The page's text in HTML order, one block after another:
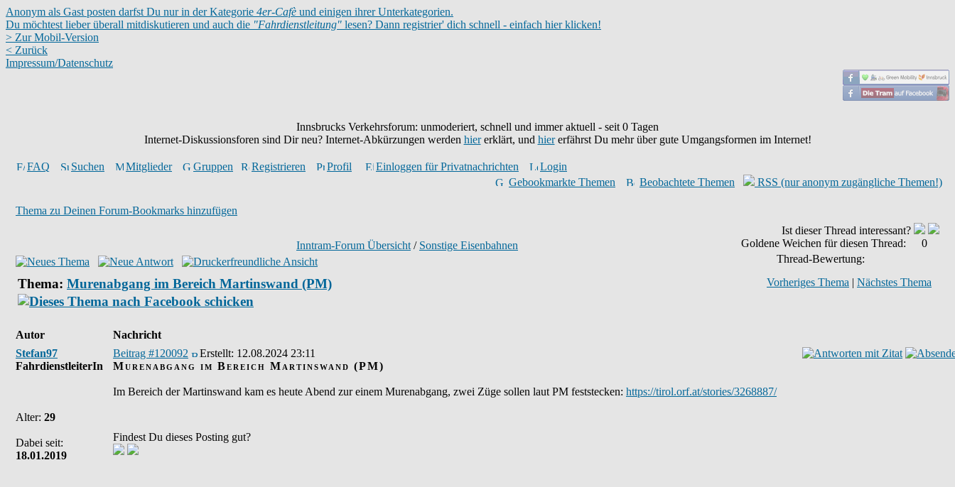
Anonym als Gast posten darfst Du nur in der Kategorie 4er-Cafè und einigen ihrer Unterkategorien.
Du möchtest lieber überall mitdiskutieren und auch die "Fahrdienstleitung" lesen? Dann registrier' dich schnell - einfach hier klicken!
> Zur Mobil-Version
< Zurück
Impressum/Datenschutz
Innsbrucks Verkehrsforum: unmoderiert, schnell und immer aktuell - seit 0 Tagen
Internet-Diskussionsforen sind Dir neu? Internet-Abkürzungen werden hiererklärt, und hiererfährst Du mehr über gute Umgangsformen im Internet!
FAQ Suchen Mitglieder Gruppen Registrieren Profil Einloggen für Privatnachrichten
Login
Gebookmarkte Themen
Beobachtete Themen RSS (nur anonym zugängliche Themen!)
Thema zu Deinen Forum-Bookmarks hinzufügen
Inntram-Forum Übersicht / Sonstige Eisenbahnen
Ist dieser Thread interessant?
Goldene Weichen für diesen Thread:
0
Thread-Bewertung:
Thema: Murenabgang im Bereich Martinswand (PM) Vorheriges Thema | Nächstes Thema
Autor
Nachricht
Stefan97
FahrdienstleiterIn
Alter: 29
Dabei seit:
18.01.2019
Beitrag #120092 Erstellt: 12.08.2024 23:11
Murenabgang im Bereich Martinswand (PM)
Im Bereich der Martinswand kam es heute Abend zur einem Murenabgang, zwei Züge sollen laut PM feststecken: https://tirol.orf.at/stories/3268887/
Findest Du dieses Posting gut?